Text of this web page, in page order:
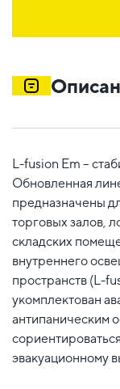
L-fusion Em –
Обновленная
предназначены
торговых залов,
складских
внутреннего
пространств (L-
укомплектован
антипаническим
эвакуационному